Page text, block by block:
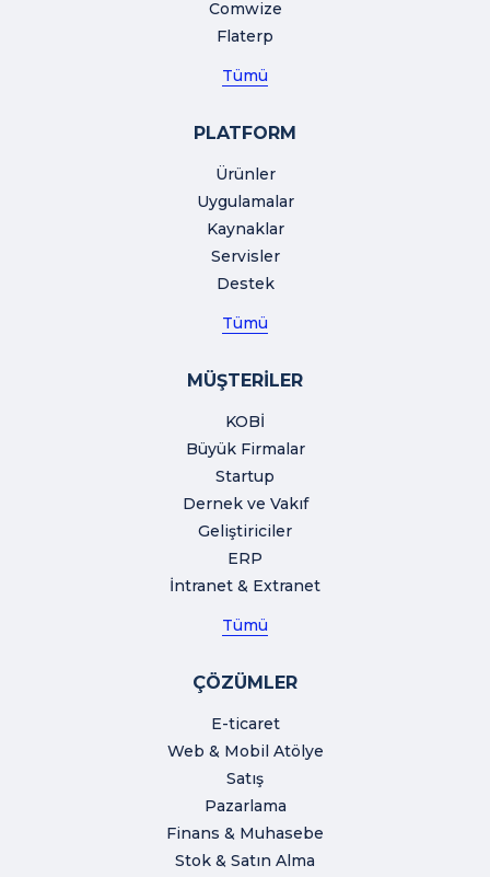
Comwize
Flaterp
Tümü
PLATFORM
Ürünler
Uygulamalar
Kaynaklar
Servisler
Destek
Tümü
MÜŞTERİLER
KOBİ
Büyük Firmalar
Startup
Dernek ve Vakıf
Geliştiriciler
ERP
İntranet & Extranet
Tümü
ÇÖZÜMLER
E-ticaret
Web & Mobil Atölye
Satış
Pazarlama
Finans & Muhasebe
Stok & Satın Alma